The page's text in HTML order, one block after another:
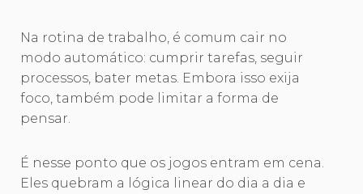
Na rotina de trabalho, é comum cair no
modo automático: cumprir tarefas, seguir
processos, bater metas. Embora isso exija
foco, também pode limitar a forma de
pensar.
É nesse ponto que os jogos entram em cena.
Eles quebram a lógica linear do dia a dia e